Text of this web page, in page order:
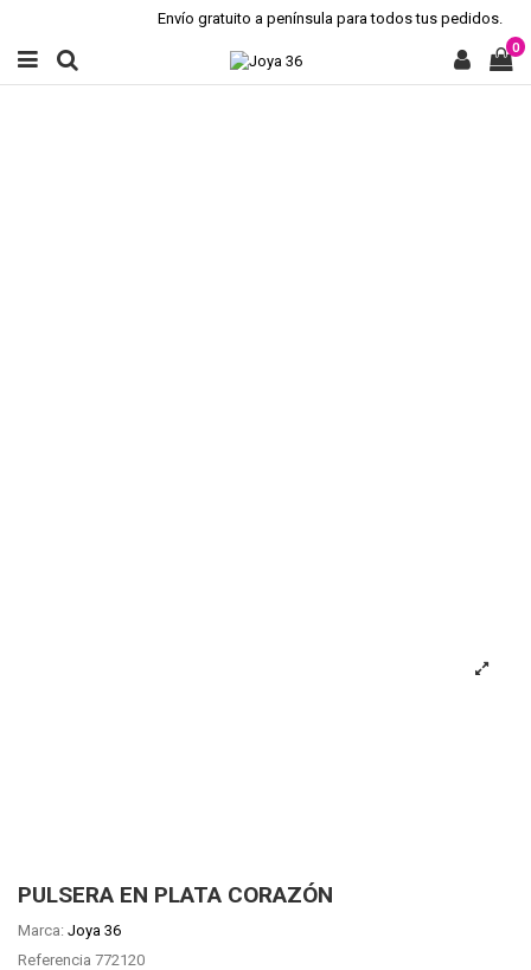
Envío gratuito a península para todos tus pedidos.
0
PULSERA EN PLATA CORAZÓN
Marca: Joya 36
Referencia 772120